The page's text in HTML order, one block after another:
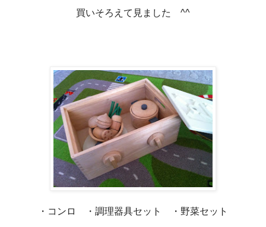
買いそろえて見ました ^^
・コンロ ・調理器具セット ・野菜セット